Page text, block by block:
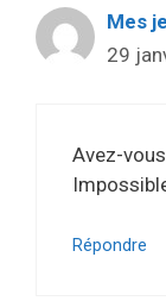
Mes
29
Avez-
Répondre